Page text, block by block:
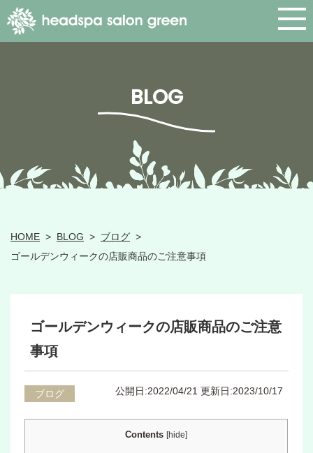
BLOG
HOME > BLOG > ブログ >
ゴールデンウィークの店販商品のご注意事項
ゴールデンウィークの店販商品のご注意
事項
ブログ 公開日:2022/04/21 更新日:2023/10/17
Contents [hide]